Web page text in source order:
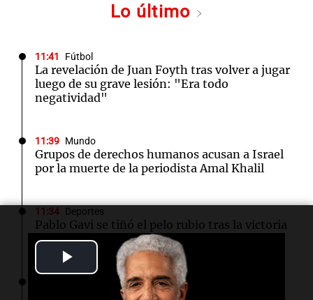
Play
Video
Lo último
11:41 Fútbol
La revelación de Juan Foyth tras volver a jugar
luego de su grave lesión: "Era todo
negatividad"
11:39 Mundo
Grupos de derechos humanos acusan a Israel
por la muerte de la periodista Amal Khalil
11:34 Deportes
Pablo Gavi se tiñó el pelo rubio tras la victoria
de España en el Mundial 2026
Racing apartó del plantel a tres jugadores